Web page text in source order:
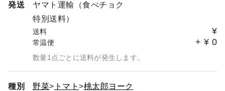
発送
ヤマト運輸（食べチョク
特別送料）
送料 ¥
常温便 + ¥ 0
数量1点ごとに送料が発生します。
種別 野菜 トマト
桃太郎ヨーク